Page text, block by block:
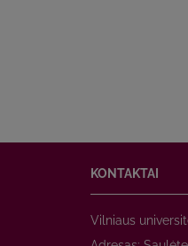
KONTAKTAI
Vilniaus